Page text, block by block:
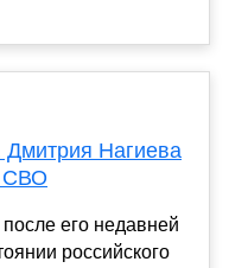
Дмитрия Нагиева
СВО
его недавней
российского